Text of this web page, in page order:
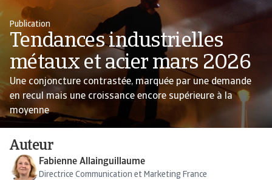
Publication
Tendances industrielles
métaux et acier mars 2026
Une conjoncture contrastée, marquée par une demande
en recul mais une croissance encore supérieure à la
moyenne
Auteur
Fabienne Allainguillaume
Directrice Communication et Marketing France